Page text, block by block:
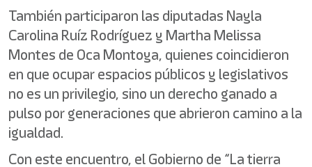
También participaron las diputadas Nayla
Carolina Ruíz Rodríguez y Martha Melissa
Montes de Oca Montoya, quienes coincidieron
en que ocupar espacios públicos y legislativos
no es un privilegio, sino un derecho ganado a
pulso por generaciones que abrieron camino a la
igualdad.
Con este encuentro, el Gobierno de “La tierra